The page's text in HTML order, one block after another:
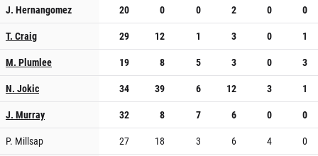
J. Hernangomez 20 0 0 2 0
0
T. Craig
29 12 1 3 0
1
M. Plumlee
19 8 5 3 0
3
N. Jokic
34 39 6 12 3
1
J. Murray
32 8 7 6 0
0
P. Millsap
27 18 3 6 4
0